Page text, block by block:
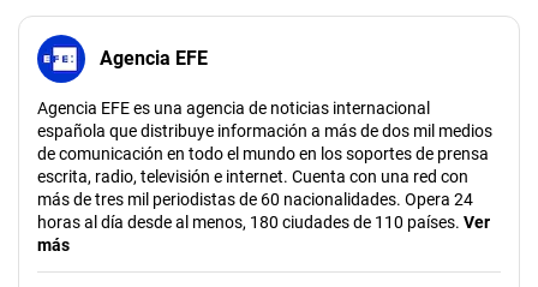
Agencia EFE
Agencia EFE es una agencia de noticias internacional
española que distribuye información a más de dos mil medios
de comunicación en todo el mundo en los soportes de prensa
escrita, radio, televisión e internet. Cuenta con una red con
más de tres mil periodistas de 60 nacionalidades. Opera 24
horas al día desde al menos, 180 ciudades de 110 países. Ver
más